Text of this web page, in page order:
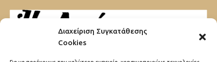
Διαχείριση Συγκατάθεσης
Cookies